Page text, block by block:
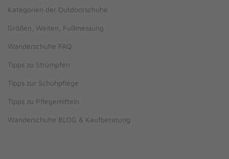
Kategorien der Outdoorschuhe
Größen, Weiten, Fußmessung
Wanderschuhe FAQ
Tipps zu Strümpfen
Tipps zur Schuhpflege
Tipps zu Pflegemitteln
Wanderschuhe BLOG & Kaufberatung